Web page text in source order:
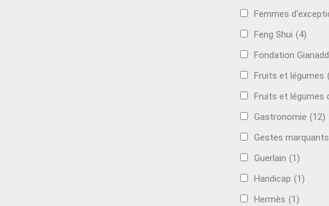
Femmes
Feng Shui (4)
Fondation
Fruits et légumes
Fruits et légumes
Gastronomie (12)
Gestes marquants
Guerlain (1)
Handicap (1)
Hermès (1)